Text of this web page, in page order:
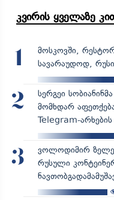
კვირის ყველაზე
1
მოსკოვში,
სავარაუდოდ,
2
სერგეი
მომხდარ
Telegram-
3
ვოლოდიმირ
რუსული